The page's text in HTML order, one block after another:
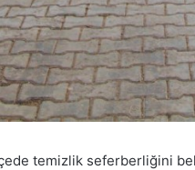
temizlik seferberliğini